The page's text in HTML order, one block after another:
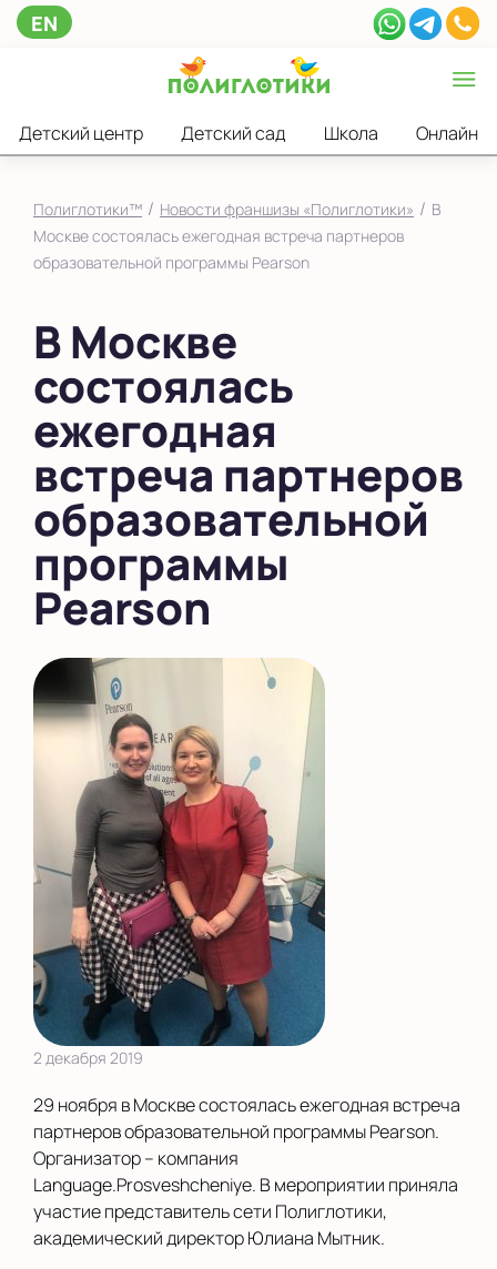
EN
Детский центр Детский сад Школа Онлайн
Полиглотики™ / Новости франшизы «Полиглотики» / В
Москве состоялась ежегодная встреча партнеров
образовательной программы Pearson
В Москве
состоялась
ежегодная
встреча партнеров
образовательной
программы
Pearson
2 декабря 2019
29 ноября в Москве состоялась ежегодная встреча
партнеров образовательной программы Pearson.
Организатор – компания
Language.Prosveshcheniye. В мероприятии приняла
участие представитель сети Полиглотики,
академический директор Юлиана Мытник.